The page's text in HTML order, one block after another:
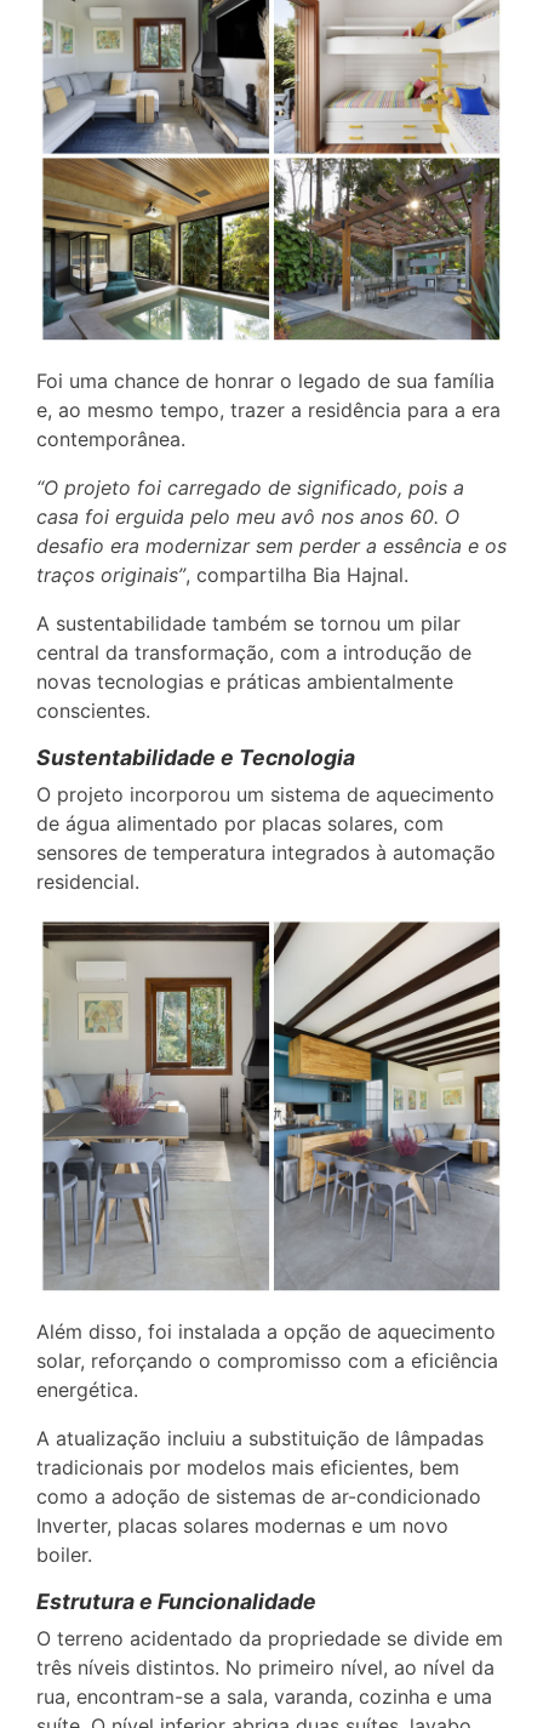
Foi uma chance de honrar o legado de sua família
e, ao mesmo tempo, trazer a residência para a era
contemporânea.
“O projeto foi carregado de significado, pois a
casa foi erguida pelo meu avô nos anos 60. O
desafio era modernizar sem perder a essência e os
traços originais”, compartilha Bia Hajnal.
A sustentabilidade também se tornou um pilar
central da transformação, com a introdução de
novas tecnologias e práticas ambientalmente
conscientes.
Sustentabilidade e Tecnologia
O projeto incorporou um sistema de aquecimento
de água alimentado por placas solares, com
sensores de temperatura integrados à automação
residencial.
Além disso, foi instalada a opção de aquecimento
solar, reforçando o compromisso com a eficiência
energética.
A atualização incluiu a substituição de lâmpadas
tradicionais por modelos mais eficientes, bem
como a adoção de sistemas de ar-condicionado
Inverter, placas solares modernas e um novo
boiler.
Estrutura e Funcionalidade
O terreno acidentado da propriedade se divide em
três níveis distintos. No primeiro nível, ao nível da
rua, encontram-se a sala, varanda, cozinha e uma